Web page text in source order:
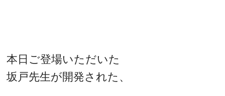
本日ご登場いただいた
坂戸先生が開発された、